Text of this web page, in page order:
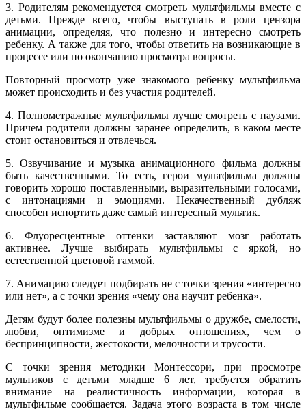
3. Родителям рекомендуется смотреть мультфильмы вместе с
детьми. Прежде всего, чтобы выступать в роли цензора
анимации, определяя, что полезно и интересно смотреть
ребенку. А также для того, чтобы ответить на возникающие в
процессе или по окончанию просмотра вопросы.
Повторный просмотр уже знакомого ребенку мультфильма
может происходить и без участия родителей.
4. Полнометражные мультфильмы лучше смотреть с паузами.
Причем родители должны заранее определить, в каком месте
стоит остановиться и отвлечься.
5. Озвучивание и музыка анимационного фильма должны
быть качественными. То есть, герои мультфильма должны
говорить хорошо поставленными, выразительными голосами,
с интонациями и эмоциями. Некачественный дубляж
способен испортить даже самый интересный мультик.
6. Флуоресцентные оттенки заставляют мозг работать
активнее. Лучше выбирать мультфильмы с яркой, но
естественной цветовой гаммой.
7. Анимацию следует подбирать не с точки зрения «интересно
или нет», а с точки зрения «чему она научит ребенка».
Детям будут более полезны мультфильмы о дружбе, смелости,
любви, оптимизме и добрых отношениях, чем о
беспринципности, жестокости, мелочности и трусости.
С точки зрения методики Монтессори, при просмотре
мультиков с детьми младше 6 лет, требуется обратить
внимание на реалистичность информации, которая в
мультфильме сообщается. Задача этого возраста в том числе